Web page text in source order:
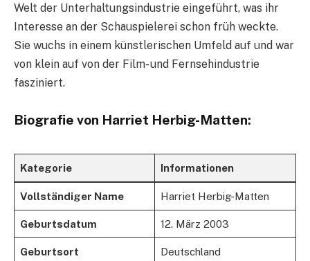
Welt der Unterhaltungsindustrie eingeführt, was ihr
Interesse an der Schauspielerei schon früh weckte.
Sie wuchs in einem künstlerischen Umfeld auf und war
von klein auf von der Film- und Fernsehindustrie
fasziniert.
Biografie von Harriet Herbig-Matten:
Kategorie Informationen
Vollständiger Name Harriet Herbig-Matten
Geburtsdatum 12. März 2003
Geburtsort Deutschland